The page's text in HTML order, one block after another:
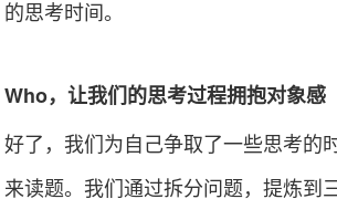
的思考时间。
Who，让我们的思考过程拥抱对象感
好了，我们为自己争取了一些思考的
来读题。我们通过拆分问题，提炼到